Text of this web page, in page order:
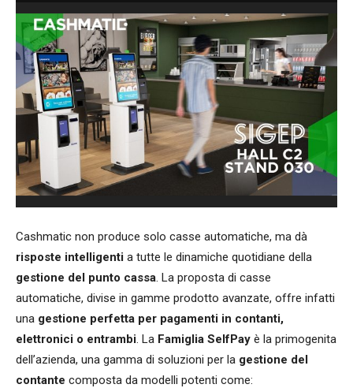
Cashmatic non produce solo casse automatiche, ma dà
risposte intelligenti a tutte le dinamiche quotidiane della
gestione del punto cassa . La proposta di casse
automatiche, divise in gamme prodotto avanzate, offre infatti
una gestione perfetta per pagamenti in contanti,
elettronici o entrambi . La Famiglia SelfPay è la primogenita
dell’azienda, una gamma di soluzioni per la gestione del
contante composta da modelli potenti come: